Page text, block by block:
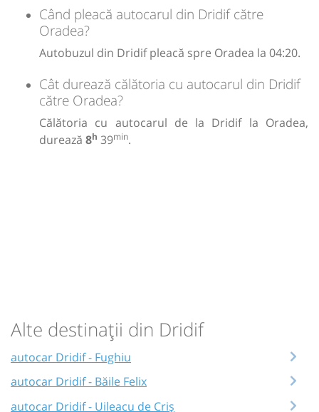
235lei
Când pleacă autocarul din Dridif către
Oradea?
Autobuzul din Dridif pleacă spre Oradea la 04:20.
Cât durează călătoria cu autocarul din Dridif
către Oradea?
Călătoria cu autocarul de la Dridif la Oradea,
durează 8h 39min.
Alte destinații din Dridif
autocar Dridif - Fughiu
autocar Dridif - Băile Felix
autocar Dridif - Uileacu de Criș